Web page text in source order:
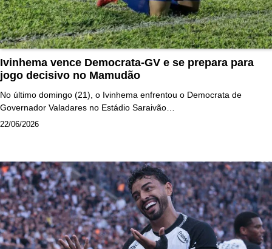
Ivinhema vence Democrata-GV e se prepara para
jogo decisivo no Mamudão
No último domingo (21), o Ivinhema enfrentou o Democrata de
Governador Valadares no Estádio Saraivão…
22/06/2026